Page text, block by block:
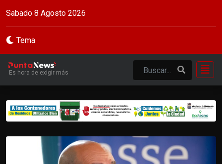
Sabado 8 Agosto 2026
Tema
Es hora de exigir más